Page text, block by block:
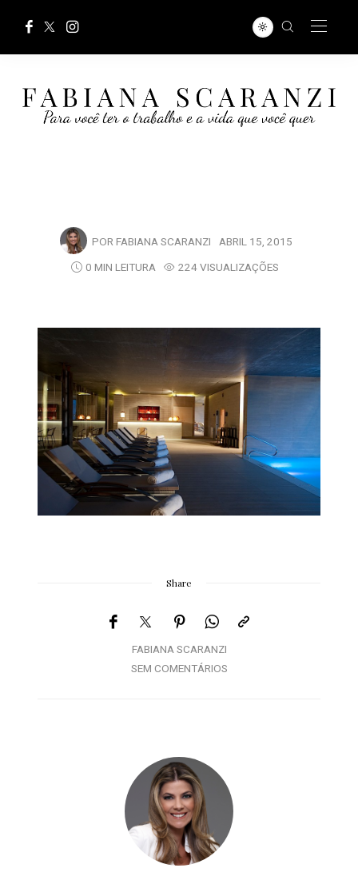
POR FABIANA SCARANZI ABRIL 15, 2015
0 MIN LEITURA
224 VISUALIZAÇÕES
Share
FABIANA SCARANZI
SEM COMENTÁRIOS